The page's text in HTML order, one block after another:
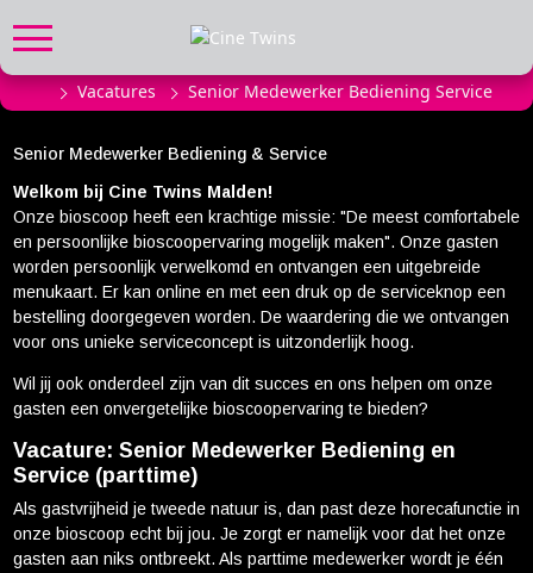
FILMPROGRAMMA
Actueel filmaanbod
Aanmelden filmprogramma
Kinderfeestjes
Privébioscoop of zaalhuur
ABONNEMENT
Alle informatie
Abonnement afsluiten
Inlog voor abonnees
CADEAUTIPS
Cadeaukaart kopen
Cadeaukaart saldo
Vacatures Senior Medewerker Bediening Service
Senior Medewerker Bediening & Service
Welkom bij Cine Twins Malden!
Onze bioscoop heeft een krachtige missie: "De meest comfortabele
en persoonlijke bioscoopervaring mogelijk maken". Onze gasten
worden persoonlijk verwelkomd en ontvangen een uitgebreide
menukaart. Er kan online en met een druk op de serviceknop een
bestelling doorgegeven worden. De waardering die we ontvangen
voor ons unieke serviceconcept is uitzonderlijk hoog.
Wil jij ook onderdeel zijn van dit succes en ons helpen om onze
gasten een onvergetelijke bioscoopervaring te bieden?
Vacature: Senior Medewerker Bediening en
Service (parttime)
Als gastvrijheid je tweede natuur is, dan past deze horecafunctie in
onze bioscoop echt bij jou. Je zorgt er namelijk voor dat het onze
gasten aan niks ontbreekt. Als parttime medewerker wordt je één